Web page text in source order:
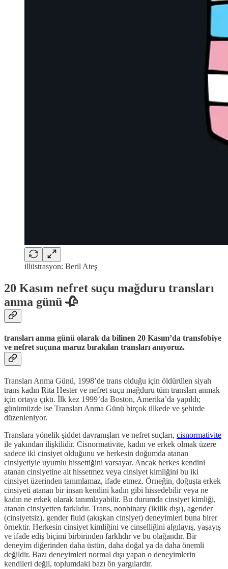
illüstrasyon: Beril Ateş
20 Kasım nefret suçu mağduru transları
anma günü 🥀
transları anma günü olarak da bilinen 20 Kasım’da transfobiye
ve nefret suçuna maruz bırakılan transları anıyoruz.
Transları Anma Günü, 1998’de trans olduğu için öldürülen siyah
trans kadın Rita Hester ve nefret suçu mağduru tüm transları anmak
için ortaya çıktı. İlk kez 1999’da Boston, Amerika’da yapıldı;
günümüzde ise Transları Anma Günü birçok ülkede ve şehirde
düzenleniyor.
Translara yönelik şiddet davranışları ve nefret suçları, cisnormativite
ile yakından ilişkilidir. Cisnormativite, kadın ve erkek olmak üzere
sadece iki cinsiyet olduğunu ve herkesin doğumda atanan
cinsiyetiyle uyumlu hissettiğini varsayar. Ancak herkes kendini
atanan cinsiyetine ait hissetmez veya cinsiyet kimliğini bu iki
cinsiyet üzerinden tanımlamaz, ifade etmez. Örneğin, doğuşta erkek
cinsiyeti atanan bir insan kendini kadın gibi hissedebilir veya ne
kadın ne erkek olarak tanımlayabilir. Bu durumda cinsiyet kimliği,
atanan cinsiyetten farklıdır. Trans, nonbinary (ikilik dışı), agender
(cinsiyetsiz), gender fluid (akışkan cinsiyet) deneyimleri buna birer
örnektir. Herkesin cinsiyet kimliğini ve cinselliğini algılayış, yaşayış
ve ifade ediş biçimi birbirinden farklıdır ve bu olağandır. Bir
deneyim diğerinden daha üstün, daha doğal ya da daha önemli
değildir. Bazı deneyimleri normal dışı yapan o deneyimlerin
kendileri değil, toplumdaki bazı ön yargılardır.